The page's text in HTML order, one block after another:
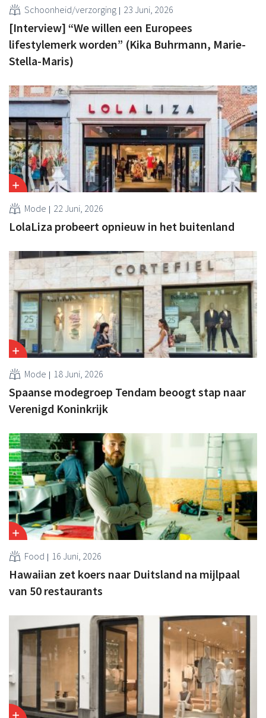
Schoonheid/verzorging 23 Juni, 2026
[Interview] “We willen een Europees
lifestylemerk worden” (Kika Buhrmann, Marie-
Stella-Maris)
Mode 22 Juni, 2026
LolaLiza probeert opnieuw in het buitenland
Mode 18 Juni, 2026
Spaanse modegroep Tendam beoogt stap naar
Verenigd Koninkrijk
Food 16 Juni, 2026
Hawaiian zet koers naar Duitsland na mijlpaal
van 50 restaurants